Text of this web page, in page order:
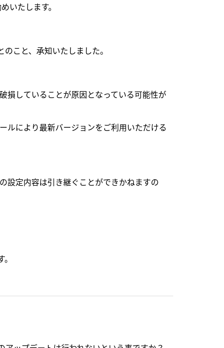
いたします。
こと、承知いたしました。
損していることが原因となっている可能性が
ルにより最新バージョンをご利用いただける
設定内容は引き継ぐことができかねますの